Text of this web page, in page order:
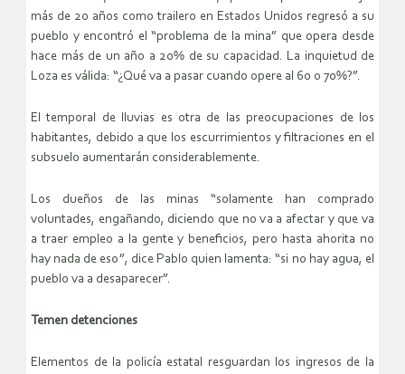
más de 20 años como trailero en Estados Unidos regresó a su
pueblo y encontró el “problema de la mina” que opera desde
hace más de un año a 20% de su capacidad. La inquietud de
Loza es válida: “¿Qué va a pasar cuando opere al 60 o 70%?”.
El temporal de lluvias es otra de las preocupaciones de los
habitantes, debido a que los escurrimientos y filtraciones en el
subsuelo aumentarán considerablemente.
Los dueños de las minas “solamente han comprado
voluntades, engañando, diciendo que no va a afectar y que va
a traer empleo a la gente y beneficios, pero hasta ahorita no
hay nada de eso”, dice Pablo quien lamenta: “si no hay agua, el
pueblo va a desaparecer”.
Temen detenciones
Elementos de la policía estatal resguardan los ingresos de la